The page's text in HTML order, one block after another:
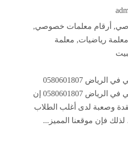
, أرقام معلمات خصوصي,
معلمة رياضيات, معلمة
مدرس رياضيات خصوصي في الرياض 0580601807 إن
وصعبة لدى أغلب الطلاب
لذلك فإن موقعنا المميز...